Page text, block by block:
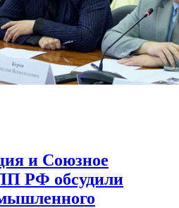
и Союзное
РФ обсудили